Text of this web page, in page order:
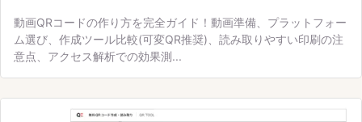
動画QRコードの作り方を完全ガイド！動画準備、プラットフォー
ム選び、作成ツール比較(可変QR推奨)、読み取りやすい印刷の注
意点、アクセス解析での効果測...